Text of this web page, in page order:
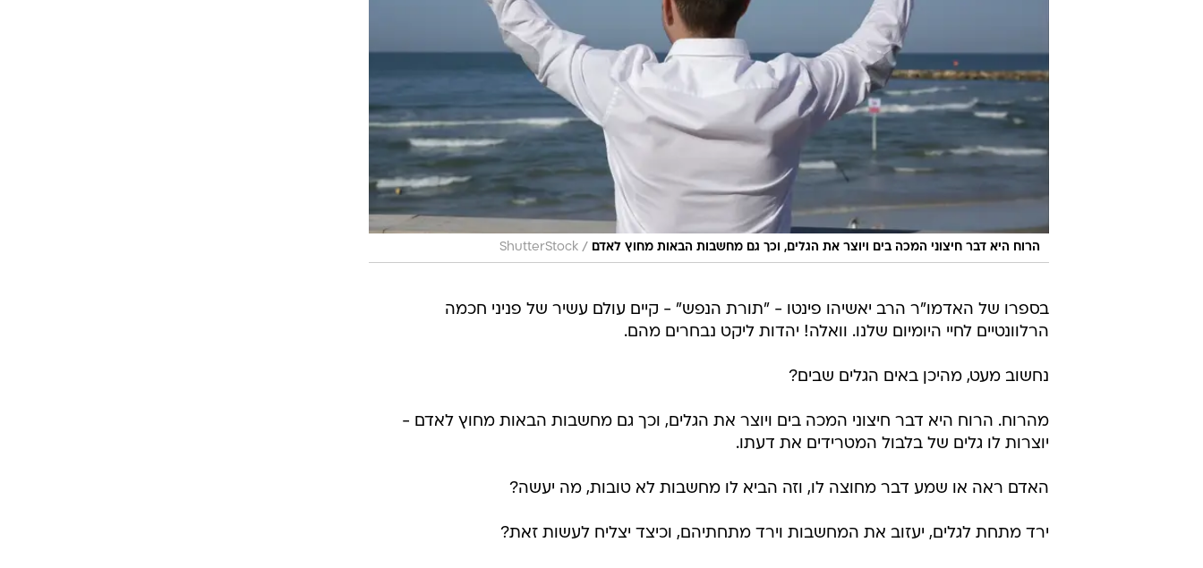
הרוח היא דבר חיצוני המכה בים ויוצר את הגלים, וכך גם מחשבות הבאות מחוץ לאדם /
ShutterStock
בספרו של האדמו"ר הרב יאשיהו פינטו - "תורת הנפש" - קיים עולם עשיר של פניני חכמה
הרלוונטיים לחיי היומיום שלנו. וואלה! יהדות ליקט נבחרים מהם.
נחשוב מעט, מהיכן באים הגלים שבים?
מהרוח. הרוח היא דבר חיצוני המכה בים ויוצר את הגלים, וכך גם מחשבות הבאות מחוץ לאדם -
יוצרות לו גלים של בלבול המטרידים את דעתו.
האדם ראה או שמע דבר מחוצה לו, וזה הביא לו מחשבות לא טובות, מה יעשה?
ירד מתחת לגלים, יעזוב את המחשבות וירד מתחתיהם, וכיצד יצליח לעשות זאת?